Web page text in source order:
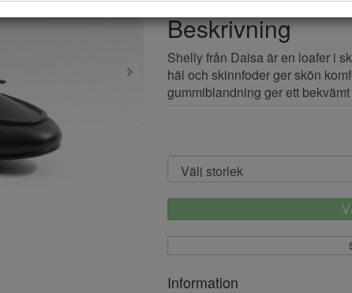
Beskrivning
Shelly från Daisa är en loafer i
häl och skinnfoder ger skön
gummiblandning ger ett bekvämt
Information